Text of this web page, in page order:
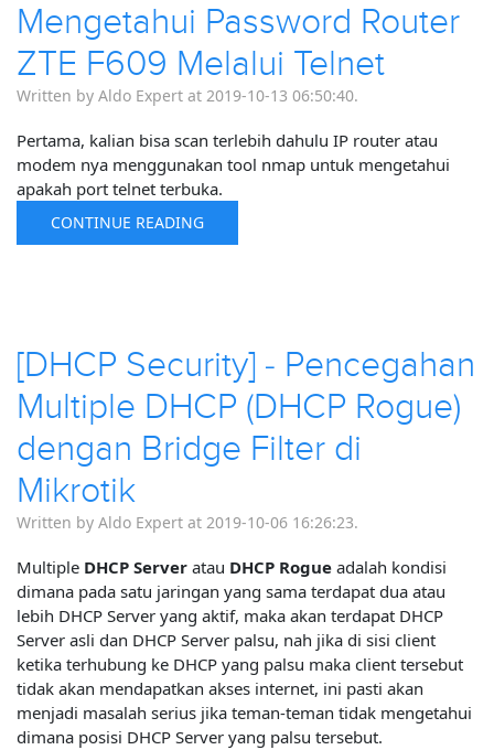
Mengetahui Password Router
ZTE F609 Melalui Telnet
Written by Aldo Expert at 2019-10-13 06:50:40.
Pertama, kalian bisa scan terlebih dahulu IP router atau
modem nya menggunakan tool nmap untuk mengetahui
apakah port telnet terbuka.
CONTINUE READING
[DHCP Security] - Pencegahan
Multiple DHCP (DHCP Rogue)
dengan Bridge Filter di
Mikrotik
Written by Aldo Expert at 2019-10-06 16:26:23.
Multiple DHCP Server atau DHCP Rogue adalah kondisi
dimana pada satu jaringan yang sama terdapat dua atau
lebih DHCP Server yang aktif, maka akan terdapat DHCP
Server asli dan DHCP Server palsu, nah jika di sisi client
ketika terhubung ke DHCP yang palsu maka client tersebut
tidak akan mendapatkan akses internet, ini pasti akan
menjadi masalah serius jika teman-teman tidak mengetahui
dimana posisi DHCP Server yang palsu tersebut.